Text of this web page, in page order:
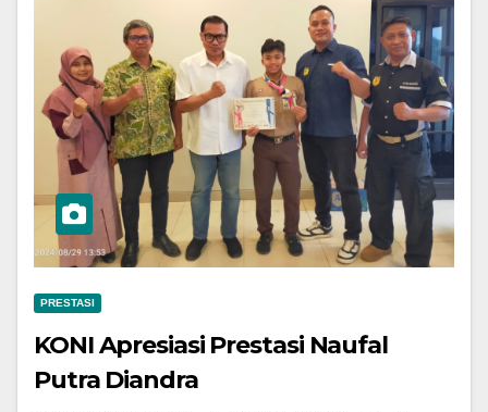
PRESTASI
KONI Apresiasi Prestasi Naufal
Putra Diandra